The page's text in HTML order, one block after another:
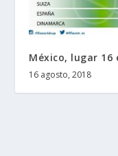
México, lugar 16
16 agosto, 2018